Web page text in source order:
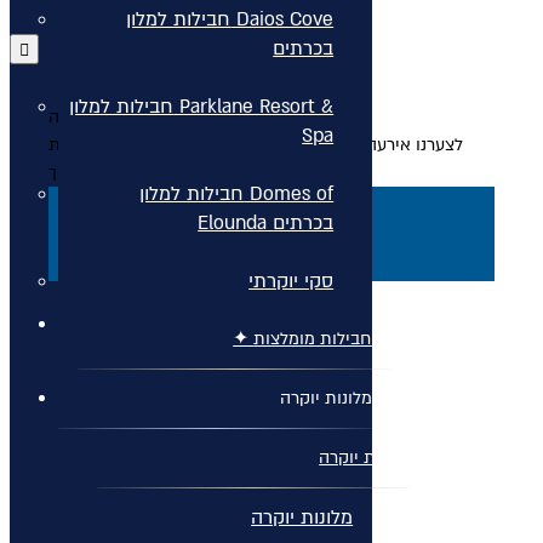
חבילות למלון Daios Cove
בכרתים
חבילות למלון Parklane Resort &
Spa
חבילות למלון Domes of
Elounda בכרתים
סקי יוקרתי
מלונות יוקרה
מלונות יוקרה
מלונות יוקרה
אירעה שגיאה
לצערנו אירעה שגיאה, אנא רענן את הדף או עבור לדף הבית
בכדי להמשיך
דף הבית